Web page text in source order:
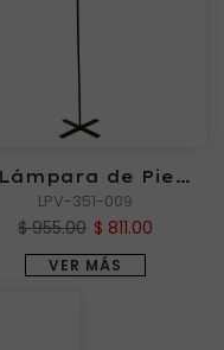
Lámpara de Pie
KAIRI Negra
LPV-351-009
$ 955.00 $ 811.00
VER MÁS